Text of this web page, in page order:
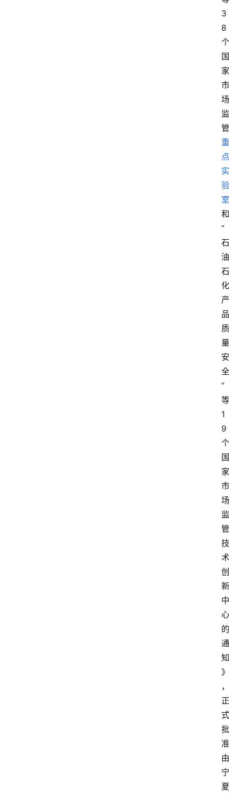
3
8
个
国
家
市
场
监
管
重
点
实
验
室
和
“
石
油
石
化
产
品
质
量
安
全
”
等
1
9
个
国
家
市
场
监
管
技
术
创
新
中
心
的
通
知
》
，
正
式
批
准
由
宁
夏